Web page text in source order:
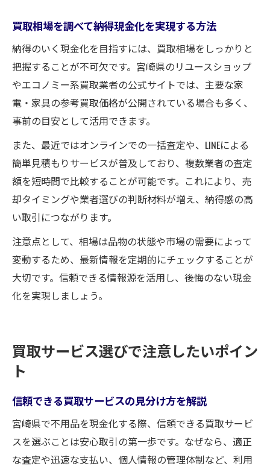
買取相場を調べて納得現金化を実現する方法
納得のいく現金化を目指すには、買取相場をしっかりと
把握することが不可欠です。宮崎県のリユースショップ
やエコノミー系買取業者の公式サイトでは、主要な家
電・家具の参考買取価格が公開されている場合も多く、
事前の目安として活用できます。
また、最近ではオンラインでの一括査定や、LINEによる
簡単見積もりサービスが普及しており、複数業者の査定
額を短時間で比較することが可能です。これにより、売
却タイミングや業者選びの判断材料が増え、納得感の高
い取引につながります。
注意点として、相場は品物の状態や市場の需要によって
変動するため、最新情報を定期的にチェックすることが
大切です。信頼できる情報源を活用し、後悔のない現金
化を実現しましょう。
買取サービス選びで注意したいポイン
ト
信頼できる買取サービスの見分け方を解説
宮崎県で不用品を現金化する際、信頼できる買取サービ
スを選ぶことは安心取引の第一歩です。なぜなら、適正
な査定や迅速な支払い、個人情報の管理体制など、利用